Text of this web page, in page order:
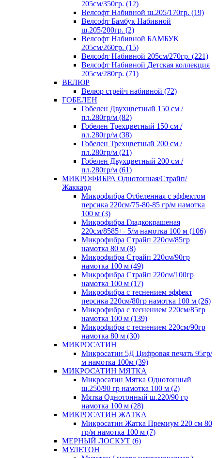
205см/350гр. (12)
Велсофт Набивной ш.205/170гр. (19)
Велсофт Бамбук Набивной
ш.205/200гр. (2)
Велсофт Набивной БАМБУК
205см/260гр. (15)
Велсофт Набивной 205см/270гр. (221)
Велсофт Набивной Детская коллекция
205см/280гр. (71)
ВЕЛЮР
Велюр стрейч набивной (72)
ГОБЕЛЕН
Гобелен Двухцветный 150 см /
пл.280гр/м (82)
Гобелен Трехцветный 150 см /
пл.280гр/м (38)
Гобелен Трехцветный 200 см /
пл.280гр/м (21)
Гобелен Двухцветный 200 см /
пл.280гр/м (61)
МИКРОФИБРА Однотонная/Страйп/
Жаккард
Микрофибра Отбеленная с эффектом
персика 220см/75-80-85 гр/м намотка
100 м (3)
Микрофибра Гладкокрашеная
220см/8585+- 5/м намотка 100 м (106)
Микрофибра Страйп 220см/85гр
намотка 80 м (8)
Микрофибра Страйп 220см/90гр
намотка 100 м (49)
Микрофибра Страйп 220см/100гр
намотка 100 м (17)
Микрофибра с теснением эффект
персика 220см/80гр намотка 100 м (26)
Микрофибра с теснением 220см/85гр
намотка 100 м (139)
Микрофибра с теснением 220см/90гр
намотка 80 м (30)
МИКРОСАТИН
Микросатин 5Д Цифровая печать 95гр/
м намотка 100м (39)
МИКРОСАТИН МЯТКА
Микросатин Мятка Однотонный
ш.250/90 гр намотка 100 м (2)
Мятка Однотонный ш.220/90 гр
намотка 100 м (28)
МИКРОСАТИН ЖАТКА
Микросатин Жатка Премиум 220 см 80
гр/м намотка 100 м (7)
МЕРНЫЙ ЛОСКУТ (6)
МУЛЕТОН